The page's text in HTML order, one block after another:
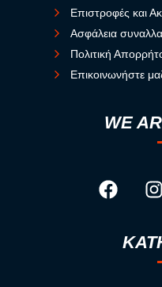
Επιστροφές και
Ασφάλεια
Πολιτική
Επικοινωνήστε
WE